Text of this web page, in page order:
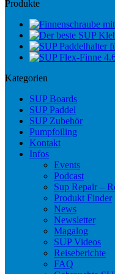
Produkte
Kategorien
SUP Boards
SUP Paddel
SUP Zubehör
Pumpfoiling
Kontakt
Infos
Events
Podcast
Sup Repair –
Produkt Finder
News
Newsletter
Magalog
SUP Videos
Reiseberichte
FAQ